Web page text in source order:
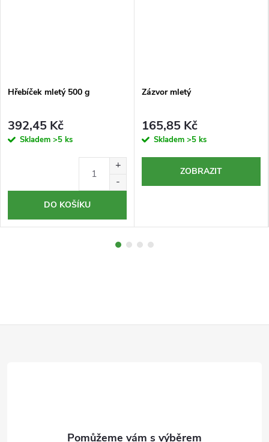
Hřebíček mletý 500 g
392,45 Kč
Skladem >5 ks
DO KOŠÍKU
Zázvor mletý
165,85 Kč
Skladem >5 ks
ZOBRAZIT